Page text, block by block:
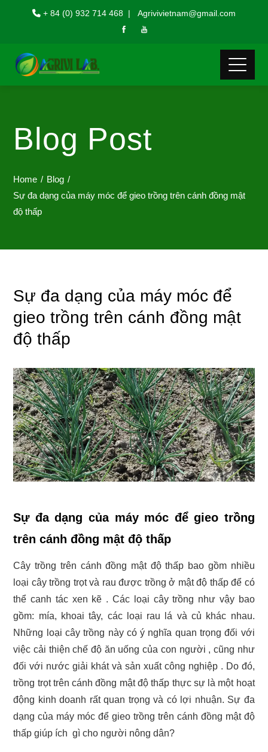
+ 84 (0) 932 714 468 | Agrivivietnam@gmail.com
Blog Post
Home
Blog
Sự đa dạng của máy móc để gieo trồng trên cánh đồng mật
độ thấp
Sự đa dạng của máy móc để
gieo trồng trên cánh đồng mật
độ thấp
Sự đa dạng của máy móc để gieo trồng
trên cánh đồng mật độ thấp
Cây trồng trên cánh đồng mật độ thấp bao gồm nhiều
loại cây trồng trọt và rau được trồng ở mật độ thấp để có
thể canh tác xen kẽ . Các loại cây trồng như vậy bao
gồm: mía, khoai tây, các loại rau lá và củ khác nhau.
Những loại cây trồng này có ý nghĩa quan trọng đối với
việc cải thiện chế độ ăn uống của con người , cũng như
đối với nước giải khát và sản xuất công nghiệp . Do đó,
trồng trọt trên cánh đồng mật độ thấp thực sự là một hoạt
động kinh doanh rất quan trọng và có lợi nhuận. Sự đa
dạng của máy móc để gieo trồng trên cánh đồng mật độ
thấp giúp ích gì cho người nông dân?